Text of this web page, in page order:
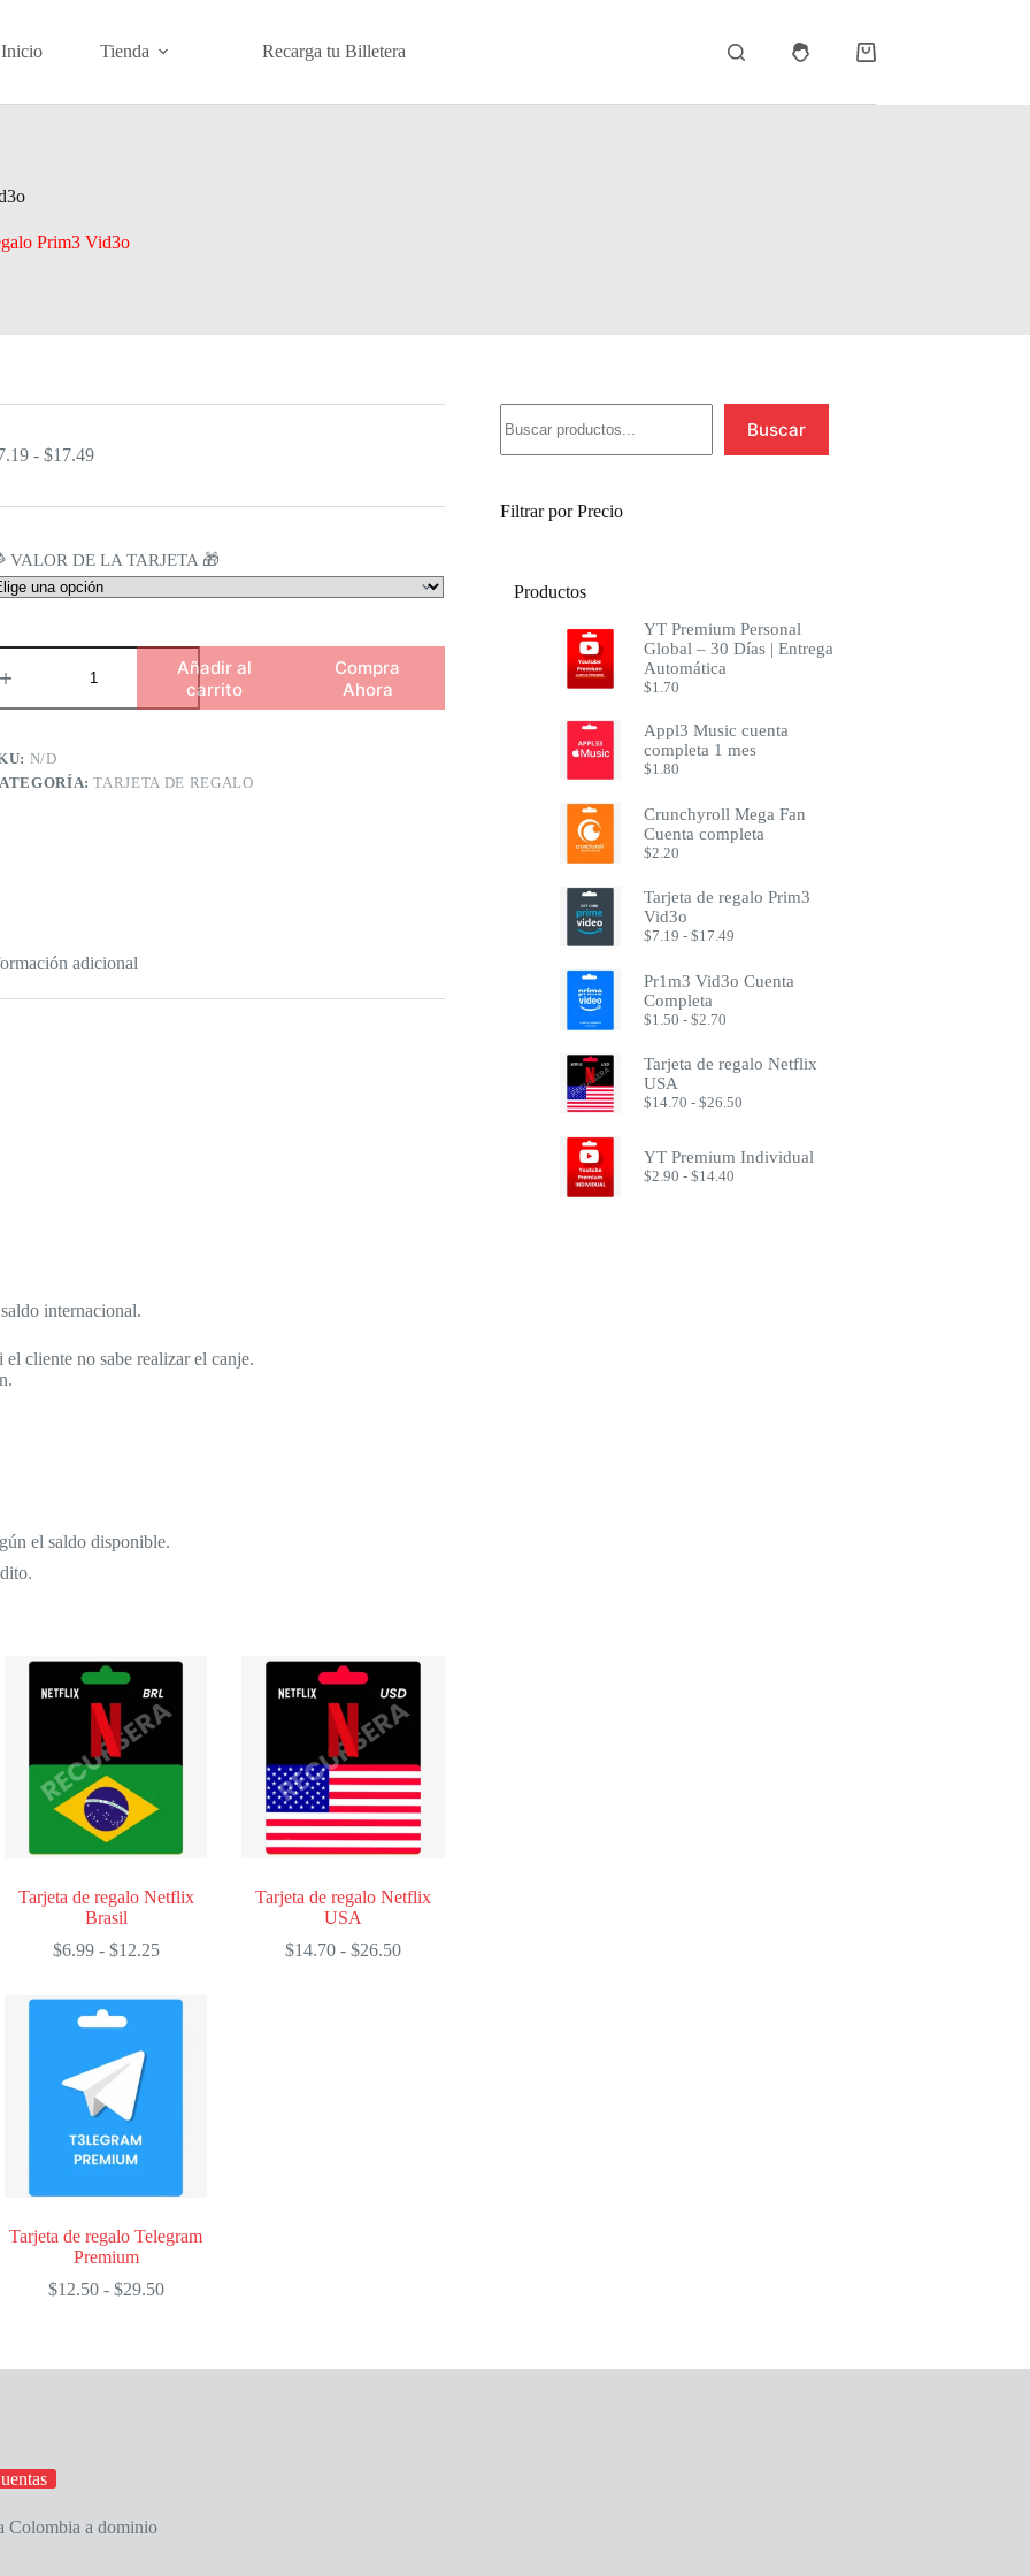
Inicio Tienda Recarga tu Billetera
Carro
compra
Prim3 Vid3o
- $17.49Rango
hasta
$17.49
VALOR DE LA TARJETA 🎁
Añadir al
carrito
Compra
Ahora
N/D
TARJETA DE REGALO
adicional
internacional.
cliente no sabe realizar el canje.
el saldo disponible.
Tarjeta de regalo Netflix
Brasil
$6.99 - $12.25Rango
Tarjeta de regalo Netflix
USA
$14.70 - $26.50Rango
Tarjeta de regalo Telegram
Premium
$12.50 - $29.50Rango
$12.50
Buscar
Filtrar por Precio
Productos
YT Premium Personal
Global – 30 Días | Entrega
Automática
$1.70
Appl3 Music cuenta
completa 1 mes
$1.80
Crunchyroll Mega Fan
Cuenta completa
$2.20
Tarjeta de regalo Prim3
Vid3o
$7.19 - $17.49Rango
precios:
desde
Pr1m3 Vid3o Cuenta
Completa
$1.50 - $2.70Rango
precios:
desde
hasta
Tarjeta de regalo Netflix
USA
$14.70 - $26.50Rango
desde
YT Premium Individual
$2.90 - $14.40Rango
Colombia a dominio